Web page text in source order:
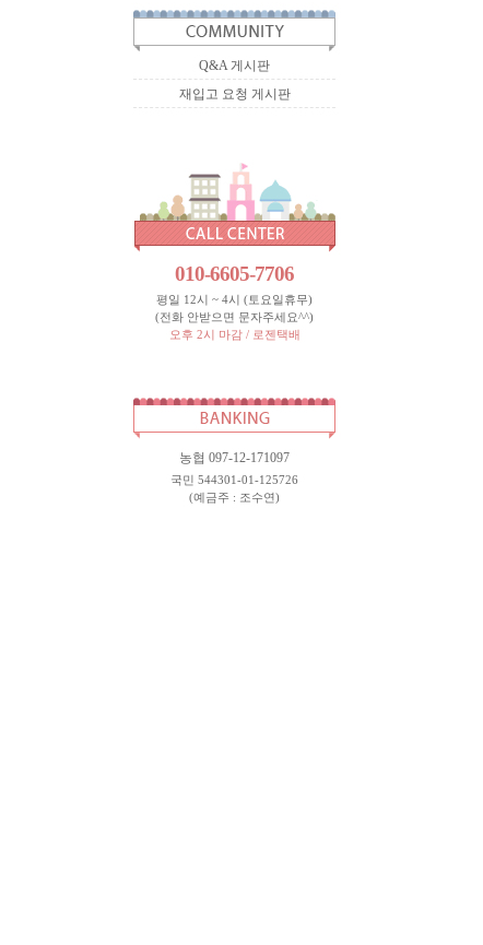
Q&A 게시판
재입고 요청 게시판
010-6605-7706
평일 12시 ~ 4시 (토요일휴무)
(전화 안받으면 문자주세요^^)
오후 2시 마감 / 로젠택배
농협 097-12-171097
국민 544301-01-125726
(예금주 : 조수연)